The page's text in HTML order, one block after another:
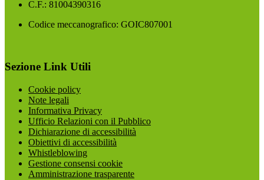
C.F.: 81004390316
Codice meccanografico: GOIC807001
Sezione Link Utili
Cookie policy
Note legali
Informativa Privacy
Ufficio Relazioni con il Pubblico
Dichiarazione di accessibilità
Obiettivi di accessibilità
Whistleblowing
Gestione consensi cookie
Amministrazione trasparente